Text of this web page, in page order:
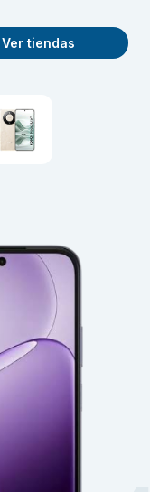
Ver tiendas